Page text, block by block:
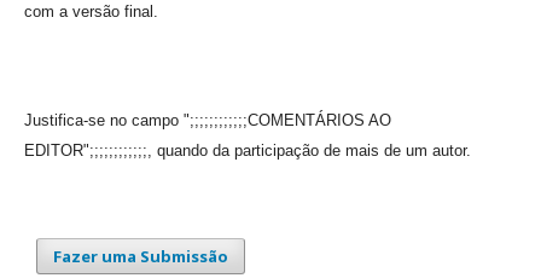
com a versão final.
Justifica-se no campo ";;;;;;;;;;;;COMENTÁRIOS AO
EDITOR";;;;;;;;;;;;, quando da participação de mais de um autor.
Fazer uma Submissão